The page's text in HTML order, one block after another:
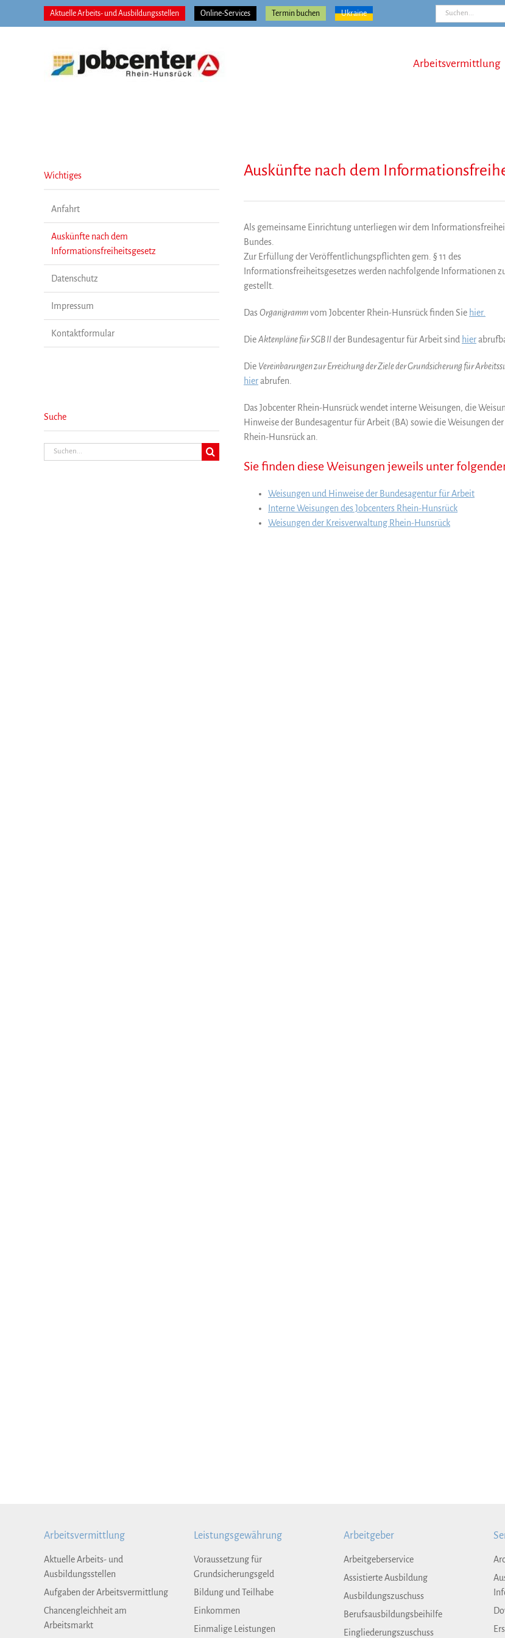
Aktuelle Arbeits- und Ausbildungsstellen Online-Services Termin buchen Ukraine
Suche
nach:
Arbeitsvermittlung
Auskünfte nach dem
Als gemeinsame Einrichtung unterliegen wir dem
Bundes.
Zur Erfüllung der Veröffentlichungspflichten gem. § 11 des
Informationsfreiheitsgesetzes werden nachfolgende Informationen
gestellt.
DasOrganigrammvom Jobcenter Rhein-Hunsrück finden Sie hier.
DieAktenpläne für SGB IIder Bundesagentur für Arbeit sind hier
Die Vereinbarungen zur Erreichung der Ziele der Grundsicherung für
hierabrufen.
Das Jobcenter Rhein-Hunsrück wendet interne Weisungen, die
Hinweise der Bundesagentur für Arbeit (BA) sowie die Weisungen
Rhein-Hunsrück an.
Sie finden diese Weisungen jeweils unter
Weisungen und Hinweise der Bundesagentur für Arbeit
Interne Weisungen des Jobcenters Rhein-Hunsrück
Weisungen der Kreisverwaltung Rhein-Hunsrück
Wichtiges
Anfahrt
Auskünfte nach dem
Informationsfreiheitsgesetz
Datenschutz
Impressum
Kontaktformular
Suche
Suche
Arbeitsvermittlung
Aktuelle Arbeits- und
Ausbildungsstellen
Aufgaben der Arbeitsvermittlung
Chancengleichheit am
Arbeitsmarkt
Leistungsgewährung
Voraussetzung für
Grundsicherungsgeld
Bildung und Teilhabe
Einkommen
Einmalige Leistungen
Arbeitgeber
Arbeitgeberservice
Assistierte Ausbildung
Ausbildungszuschuss
Berufsausbildungsbeihilfe
Eingliederungszuschuss